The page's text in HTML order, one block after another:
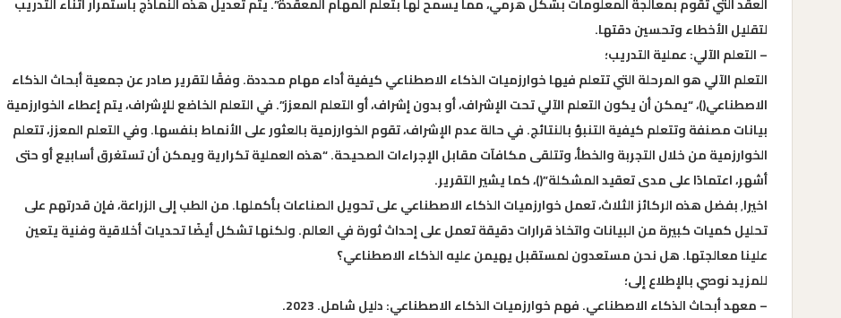
لتقليل الأخطاء وتحسين دقتها.
– التعلم الآلي: عملية التدريب؛
التعلم الآلي هو المرحلة التي تتعلم فيها خوارزميات الذكاء الاصطناعي كيفية أداء مهام محددة. وفقًا لتقرير صادر عن جمعية أبحاث الذكاء
الاصطناعي()، “يمكن أن يكون التعلم الآلي تحت الإشراف، أو بدون إشراف، أو التعلم المعزز”. في التعلم الخاضع للإشراف، يتم إعطاء الخوارزمية
بيانات مصنفة وتتعلم كيفية التنبؤ بالنتائج. في حالة عدم الإشراف، تقوم الخوارزمية بالعثور على الأنماط بنفسها. وفي التعلم المعزز، تتعلم
الخوارزمية من خلال التجربة والخطأ، وتتلقى مكافآت مقابل الإجراءات الصحيحة. “هذه العملية تكرارية ويمكن أن تستغرق أسابيع أو حتى
أشهر، اعتمادًا على مدى تعقيد المشكلة”()، كما يشير التقرير.
اخيرا٬ بفضل هذه الركائز الثلاث، تعمل خوارزميات الذكاء الاصطناعي على تحويل الصناعات بأكملها. من الطب إلى الزراعة، فإن قدرتهم على
تحليل كميات كبيرة من البيانات واتخاذ قرارات دقيقة تعمل على إحداث ثورة في العالم. ولكنها تشكل أيضًا تحديات أخلاقية وفنية يتعين
علينا معالجتها. هل نحن مستعدون لمستقبل يهيمن عليه الذكاء الاصطناعي؟
للمزيد نوصي بالإطلاع إلى؛
– معهد أبحاث الذكاء الاصطناعي. فهم خوارزميات الذكاء الاصطناعي: دليل شامل. 2023.